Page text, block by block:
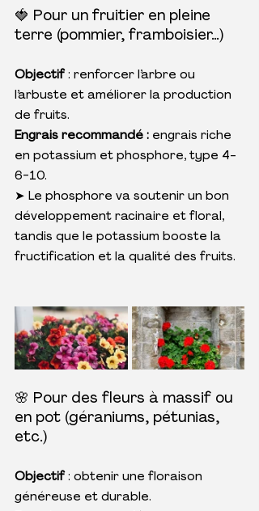
🍓 Pour un fruitier en pleine
terre (pommier, framboisier…)
Objectif : renforcer l’arbre ou
l’arbuste et améliorer la production
de fruits.
Engrais recommandé : engrais riche
en potassium et phosphore, type 4-
6-10.
➤ Le phosphore va soutenir un bon
développement racinaire et floral,
tandis que le potassium booste la
fructification et la qualité des fruits.
🌸 Pour des fleurs à massif ou
en pot (géraniums, pétunias,
etc.)
Objectif : obtenir une floraison
généreuse et durable.